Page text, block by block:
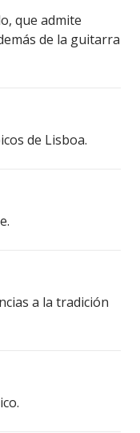
que admite
de la guitarra
de Lisboa.
a la tradición